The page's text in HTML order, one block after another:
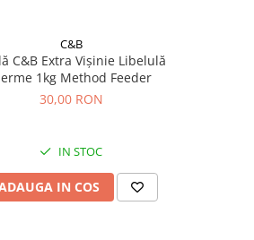
C&B
C&B Extra Vișinie Libelulă
1kg Method Feeder
30,00 RON
IN STOC
IN COS